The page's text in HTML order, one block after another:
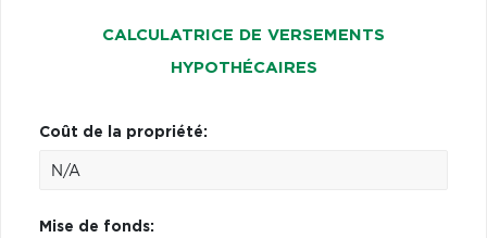
CALCULATRICE DE VERSEMENTS
HYPOTHÉCAIRES
Coût de la propriété:
Mise de fonds: